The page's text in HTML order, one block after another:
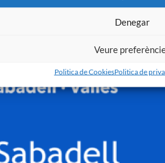
Denegar
Veure
Politica de CookiesPolitica de